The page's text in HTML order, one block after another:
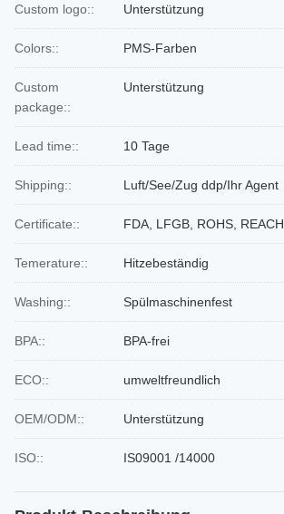
Custom logo:: Unterstützung
Colors:: PMS-Farben
Custom
package::
Unterstützung
Lead time:: 10 Tage
Shipping:: Luft/See/Zug ddp/Ihr Agent
Certificate:: FDA, LFGB, ROHS, REACH
Temerature:: Hitzebeständig
Washing:: Spülmaschinenfest
BPA:: BPA-frei
ECO:: umweltfreundlich
OEM/ODM:: Unterstützung
ISO:: IS09001 /14000